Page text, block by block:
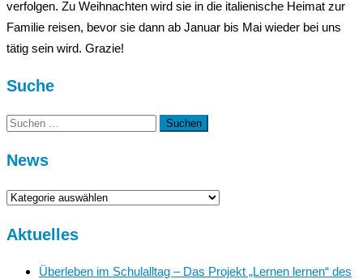
verfolgen. Zu Weihnachten wird sie in die italienische Heimat zur
Familie reisen, bevor sie dann ab Januar bis Mai wieder bei uns
tätig sein wird. Grazie!
Suche
Suchen
News
News
Aktuelles
Überleben im Schulalltag – Das Projekt „Lernen lernen“ des